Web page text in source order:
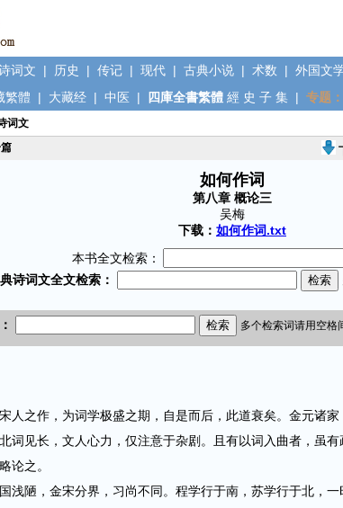
词文 | 历史 | 传记 | 现代 | 古典小说 | 术数 | 外国文
繁體 | 大藏经 | 中医 | 四庫全書繁體 經 史 子 集 | 专题：
词文
如何作词
第八章 概论三
吴梅
下载： 如何作词.txt
本书全文检索：
之作，为词学极盛之期，自是而后，此道衰矣。金元诸家
词见长，文人心力，仅注意于杂剧。且有以词入曲者，虽
论之。
陋，金宋分界，习尚不同。程学行于南，苏学行于北，一